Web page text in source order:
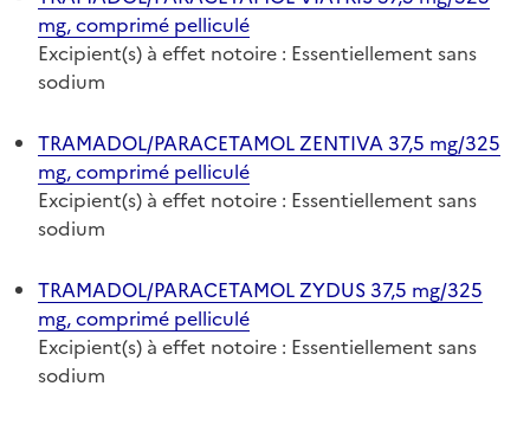
mg, comprimé pelliculé
Excipient(s) à effet notoire : Essentiellement sans
sodium
TRAMADOL/PARACETAMOL ZENTIVA 37,5 mg/325
mg, comprimé pelliculé
Excipient(s) à effet notoire : Essentiellement sans
sodium
TRAMADOL/PARACETAMOL ZYDUS 37,5 mg/325
mg, comprimé pelliculé
Excipient(s) à effet notoire : Essentiellement sans
sodium